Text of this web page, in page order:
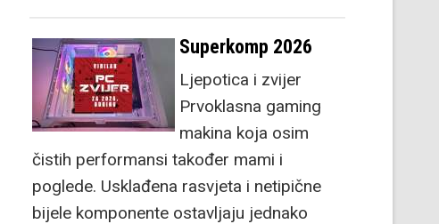
Superkomp 2026
Ljepotica i zvijer
Prvoklasna gaming
makina koja osim
čistih performansi također mami i
poglede. Usklađena rasvjeta i netipične
bijele komponente ostavljaju jednako